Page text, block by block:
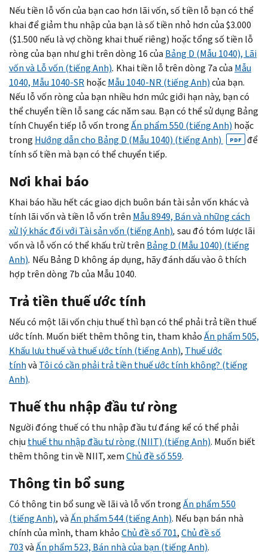
Nếu tiền lỗ vốn của bạn cao hơn lãi vốn, số tiền lỗ bạn có thể
khai để giảm thu nhập của bạn là số tiền nhỏ hơn của $3.000
($1.500 nếu là vợ chồng khai thuế riêng) hoặc tổng số tiền lỗ
ròng của bạn như ghi trên dòng 16 của Bảng D (Mẫu 1040), Lãi
vốn và Lỗ vốn (tiếng Anh). Khai tiền lỗ trên dòng 7a của Mẫu
1040, Mẫu 1040-SRhoặcMẫu 1040-NR (tiếng Anh)của bạn.
Nếu lỗ vốn ròng của bạn nhiều hơn mức giới hạn này, bạn có
thể chuyển tiền lỗ sang các năm sau. Bạn có thể sử dụng Bảng
tính Chuyển tiếp lỗ vốn trongẤn phẩm 550 (tiếng Anh) hoặc
trong Hướng dẫn cho Bảng D (Mẫu 1040) (tiếng Anh) PDF
để
tính số tiền mà bạn có thể chuyển tiếp.
Nơi khai báo
Khai báo hầu hết các giao dịch buôn bán tài sản vốn khác và
tính lãi vốn và tiền lỗ vốn trên Mẫu 8949, Bán và những cách
xử lý khác đối với Tài sản vốn (tiếng Anh),sau đó tóm lược lãi
vốn và lỗ vốn có thể khấu trừ trên Bảng D (Mẫu 1040) (tiếng
Anh). Nếu Bảng D không áp dụng, hãy đánh dấu vào ô thích
hợp trên dòng 7b của Mẫu 1040.
Trả tiền thuế ước tính
Nếu có một lãi vốn chịu thuế thì bạn có thể phải trả tiền thuế
ước tính. Muốn biết thêm thông tin, tham khảoẤn phẩm 505,
Khấu lưu thuế và thuế ước tính (tiếng Anh), Thuế ước
tínhvà Tôi có cần phải trả tiền thuế ước tính không? (tiếng
Anh).
Thuế thu nhập đầu tư ròng
Người đóng thuế có thu nhập đầu tư đáng kể có thể phải
chịu thuế thu nhập đầu tư ròng (NIIT) (tiếng Anh). Muốn biết
thêm thông tin về NIIT, xemChủ đề số 559.
Thông tin bổ sung
Có thông tin bổ sung về lãi và lỗ vốn trongẤn phẩm 550
(tiếng Anh), vàẤn phẩm 544 (tiếng Anh). Nếu bạn bán nhà
chính của mình, tham khảoChủ đề số 701,Chủ đề số
703vàẤn phẩm 523, Bán nhà của bạn (tiếng Anh).